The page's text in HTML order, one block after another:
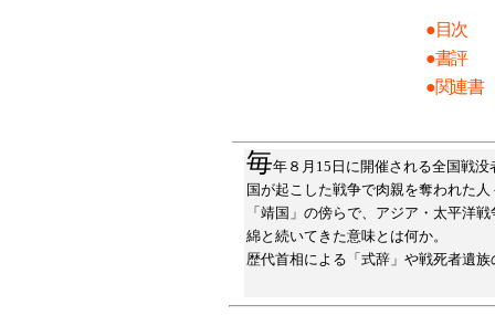
●目次
●書評
●関連書
毎年８月15日に開催される全国戦
国が起こした戦争で肉親を奪われた
「靖国」の傍らで、アジア・太平洋
綿と続いてきた意味とは何か。
歴代首相による「式辞」や戦死者遺